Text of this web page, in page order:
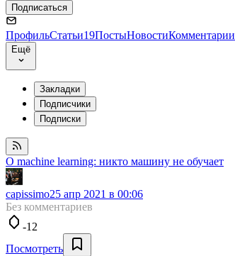
Подписаться
ПрофильСтатьи19ПостыНовостиКомментарии
Ещё
Закладки
Подписчики
Подписки
О machine learning: никто машину не обучает
capissimo25 апр 2021 в 00:06
Без комментариев
-12
Посмотреть